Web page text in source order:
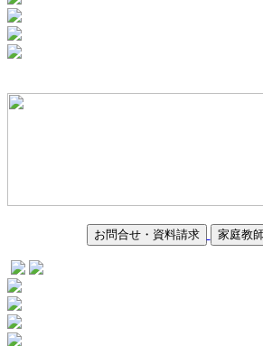
お問合せ・資料請求 家庭教